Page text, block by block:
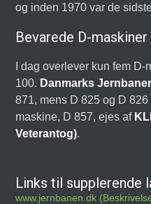
og inden 1970 var de
Bevarede D-maskiner
I dag overlever kun fem
100. Danmarks
871, mens D 825 og D
maskine, D 857, ejes af
Veterantog).
Links til supplerende
www.jernbanen.dk